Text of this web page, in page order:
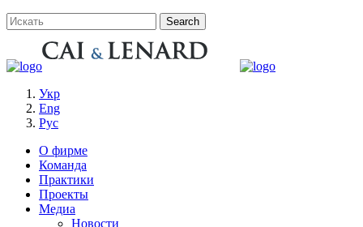
Укр
Eng
Рус
О фирме
Команда
Практики
Проекты
Медиа
Новости